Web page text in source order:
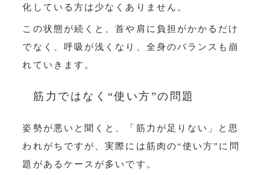
化している方は少なくありません。
この状態が続くと、首や肩に負担がかかるだけ
でなく、呼吸が浅くなり、全身のバランスも崩
れていきます。
筋力ではなく“使い方”の問題
姿勢が悪いと聞くと、「筋力が足りない」と思
われがちですが、実際には筋肉の“使い方”に問
題があるケースが多いです。